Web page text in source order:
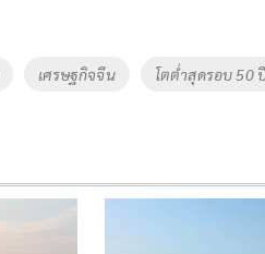
เศรษฐกิจจีน โตต่ำสุดรอบ 50